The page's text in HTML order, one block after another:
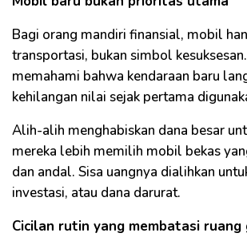
Bagi orang mandiri finansial, mobil
transportasi, bukan simbol
memahami bahwa kendaraan baru
kehilangan nilai sejak pertama
Alih-alih menghabiskan dana besar
mereka lebih memilih mobil bekas
dan andal. Sisa uangnya dialihkan
investasi, atau dana darurat.
Cicilan rutin yang membatasi ruang